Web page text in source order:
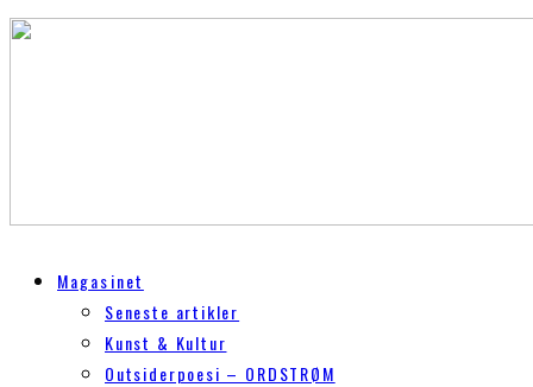
Magasinet
Seneste artikler
Kunst & Kultur
Outsiderpoesi – ORDSTRØM